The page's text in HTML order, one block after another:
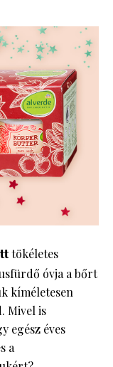
tökéletes
óvja a bőrt
kíméletesen
Mivel is
egész éves
a